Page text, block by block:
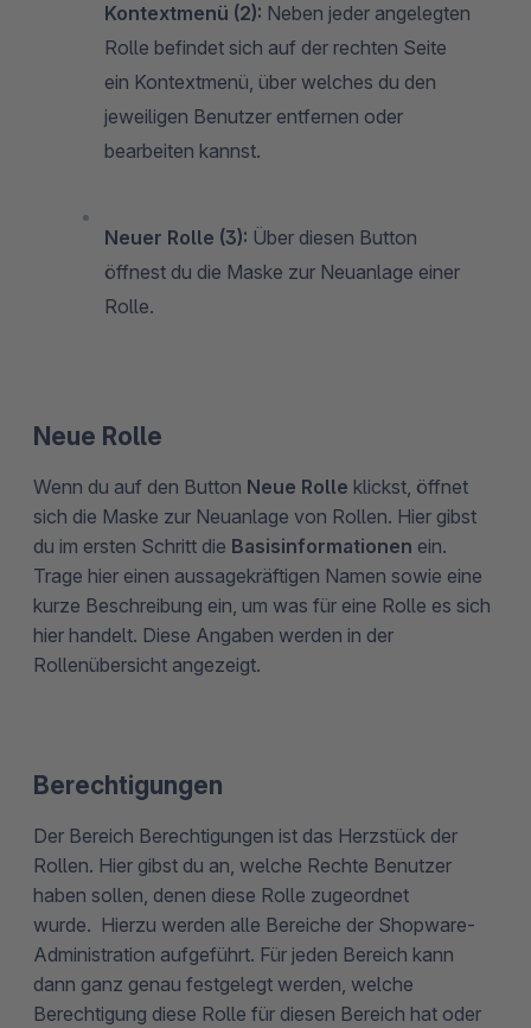
Kontextmenü (2): Neben jeder angelegten
Rolle befindet sich auf der rechten Seite
ein Kontextmenü, über welches du den
jeweiligen Benutzer entfernen oder
bearbeiten kannst.
Neuer Rolle (3): Über diesen Button
öffnest du die Maske zur Neuanlage einer
Rolle.
Neue Rolle
Wenn du auf den Button Neue Rolle klickst, öffnet
sich die Maske zur Neuanlage von Rollen. Hier gibst
du im ersten Schritt die Basisinformationen ein.
Trage hier einen aussagekräftigen Namen sowie eine
kurze Beschreibung ein, um was für eine Rolle es sich
hier handelt. Diese Angaben werden in der
Rollenübersicht angezeigt.
Berechtigungen
Der Bereich Berechtigungen ist das Herzstück der
Rollen. Hier gibst du an, welche Rechte Benutzer
haben sollen, denen diese Rolle zugeordnet
wurde. Hierzu werden alle Bereiche der Shopware-
Administration aufgeführt. Für jeden Bereich kann
dann ganz genau festgelegt werden, welche
Berechtigung diese Rolle für diesen Bereich hat oder